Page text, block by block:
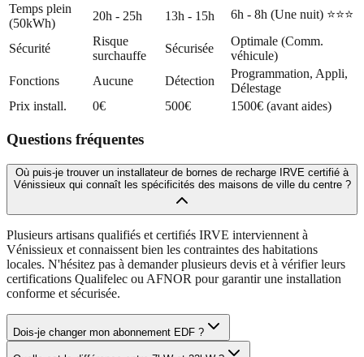
Temps plein
(50kWh)
20h - 25h 13h - 15h 6h - 8h (Une nuit) ⭐⭐⭐
Sécurité
Risque
surchauffe
Sécurisée
Optimale (Comm.
véhicule)
Fonctions
Aucune Détection
Programmation, Appli,
Délestage
Prix install.
0€ 500€ 1500€ (avant aides)
Questions fréquentes
Où puis-je trouver un installateur de bornes de recharge IRVE certifié à
Vénissieux qui connaît les spécificités des maisons de ville du centre ?
Plusieurs artisans qualifiés et certifiés IRVE interviennent à
Vénissieux et connaissent bien les contraintes des habitations
locales. N'hésitez pas à demander plusieurs devis et à vérifier leurs
certifications Qualifelec ou AFNOR pour garantir une installation
conforme et sécurisée.
Dois-je changer mon abonnement EDF ?